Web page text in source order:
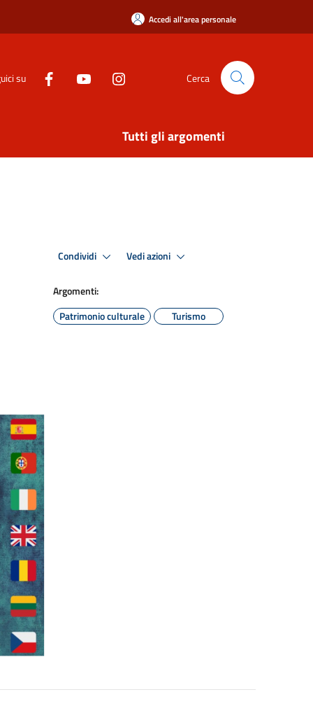
Accedi all'area personale
su Cerca
Tutti gli argomenti
Condividi Vedi azioni
Argomenti:
Patrimonio culturale
Turismo